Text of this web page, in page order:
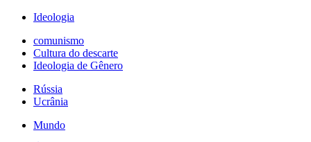
Ideologia
comunismo
Cultura do descarte
Ideologia de Gênero
Rússia
Ucrânia
Mundo